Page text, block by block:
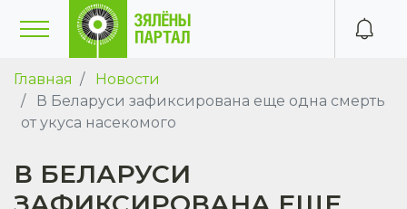
Главная
Новости
В Беларуси зафиксирована еще одна смерть
от укуса насекомого
В БЕЛАРУСИ